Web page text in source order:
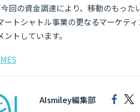
回の資金調達により、移動のもっ
ートシャトル事業の更なるマーケテ
トしています。
AIsmiley編集部